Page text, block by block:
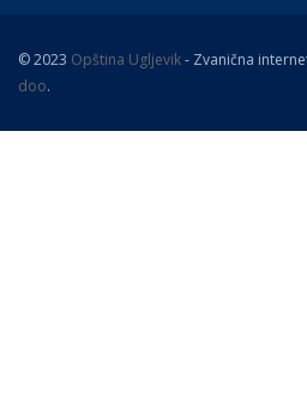
© 2023 Opština Ugljevik- Zvanična
doo.